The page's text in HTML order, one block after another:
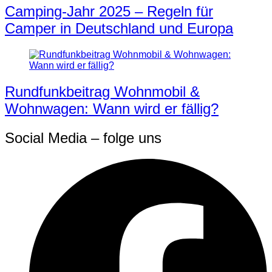
Camping-Jahr 2025 – Regeln für
Camper in Deutschland und Europa
Rundfunkbeitrag Wohnmobil &
Wohnwagen: Wann wird er fällig?
Social Media – folge uns